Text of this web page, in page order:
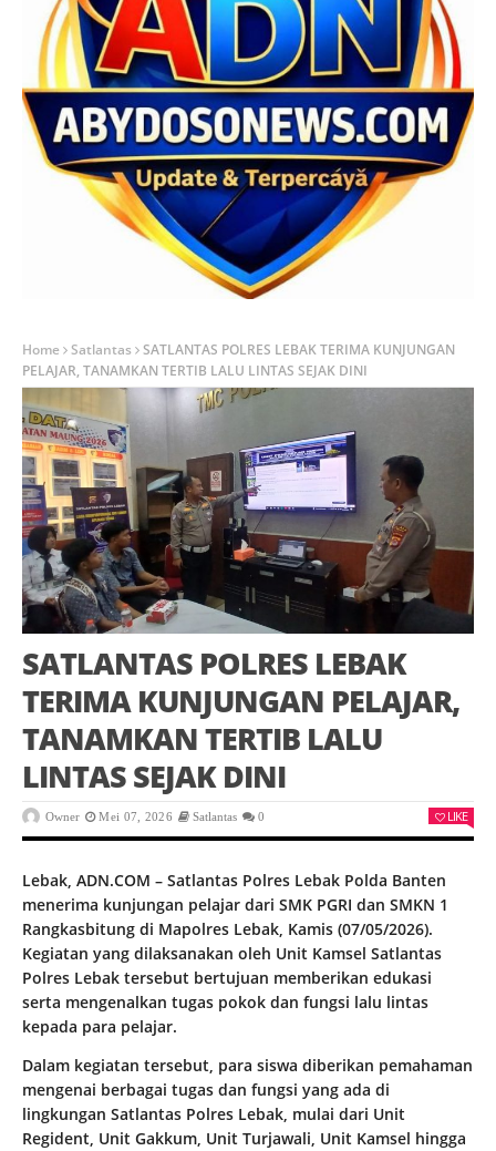
Home Satlantas
SATLANTAS POLRES LEBAK TERIMA KUNJUNGAN
PELAJAR, TANAMKAN TERTIB LALU LINTAS SEJAK DINI
SATLANTAS POLRES LEBAK
TERIMA KUNJUNGAN PELAJAR,
TANAMKAN TERTIB LALU
LINTAS SEJAK DINI
Owner Mei 07, 2026 Satlantas 0 LIKE
Lebak, ADN.COM – Satlantas Polres Lebak Polda Banten
menerima kunjungan pelajar dari SMK PGRI dan SMKN 1
Rangkasbitung di Mapolres Lebak, Kamis (07/05/2026).
Kegiatan yang dilaksanakan oleh Unit Kamsel Satlantas
Polres Lebak tersebut bertujuan memberikan edukasi
serta mengenalkan tugas pokok dan fungsi lalu lintas
kepada para pelajar.
Dalam kegiatan tersebut, para siswa diberikan pemahaman
mengenai berbagai tugas dan fungsi yang ada di
lingkungan Satlantas Polres Lebak, mulai dari Unit
Regident, Unit Gakkum, Unit Turjawali, Unit Kamsel hingga